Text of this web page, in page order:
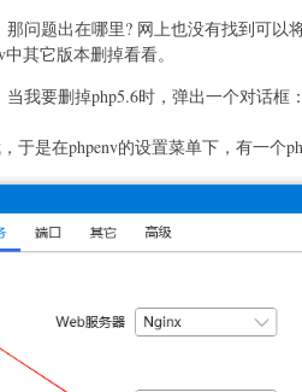
问题出在哪里? 网上也没有找到可以
其它版本删掉看看。
我要删掉php5.6时，弹出一个对话框
于是在phpenv的设置菜单下，有一个